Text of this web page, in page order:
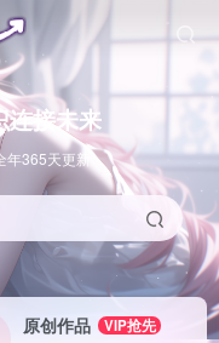
接未来
365天更新
原创作品
VIP抢先